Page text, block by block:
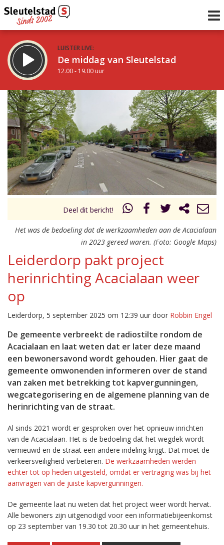
LUISTER LIVE:
De middag van Sleutelstad
12.00 - 19.00 uur
STRAKS:
De avond van Sleutelstad
19.00 - 22.00 uur
Vorig uur
uur 1 van 0 Volgend uur
Inklappen
Deel dit bericht!
Het was de bedoeling dat de werkzaamheden aan de Acacialaan
in 2023 gereed waren. (Foto: Google Maps)
Leiderdorp pakt project
herinrichting Acacialaan weer
op
Leiderdorp, 5 september 2025 om 12:39 uur door Robbin Engel
De gemeente verbreekt de radiostilte rondom de
Acacialaan en laat weten dat er later deze maand
een bewonersavond wordt gehouden. Hier gaat de
gemeente omwonenden informeren over de stand
van zaken met betrekking tot kapvergunningen,
wegcategorisering en de algemene planning van de
herinrichting van de straat.
Al sinds 2021 wordt er gesproken over het opnieuw inrichten
van de Acacialaan. Het is de bedoeling dat het wegdek wordt
vernieuwd en de straat een andere indeling krijgt. Dat moet de
verkeersveiligheid verbeteren. De werkzaamheden werden
echter tot op heden uitgesteld, omdat er vertraging was bij het
aanvragen van de juiste kapvergunningen.
De gemeente laat nu weten dat het project weer wordt hervat.
Alle bewoners zijn uitgenodigd voor een informatiebijeenkomst
op 23 september van 19.30 tot 20.30 uur in het gemeentehuis.